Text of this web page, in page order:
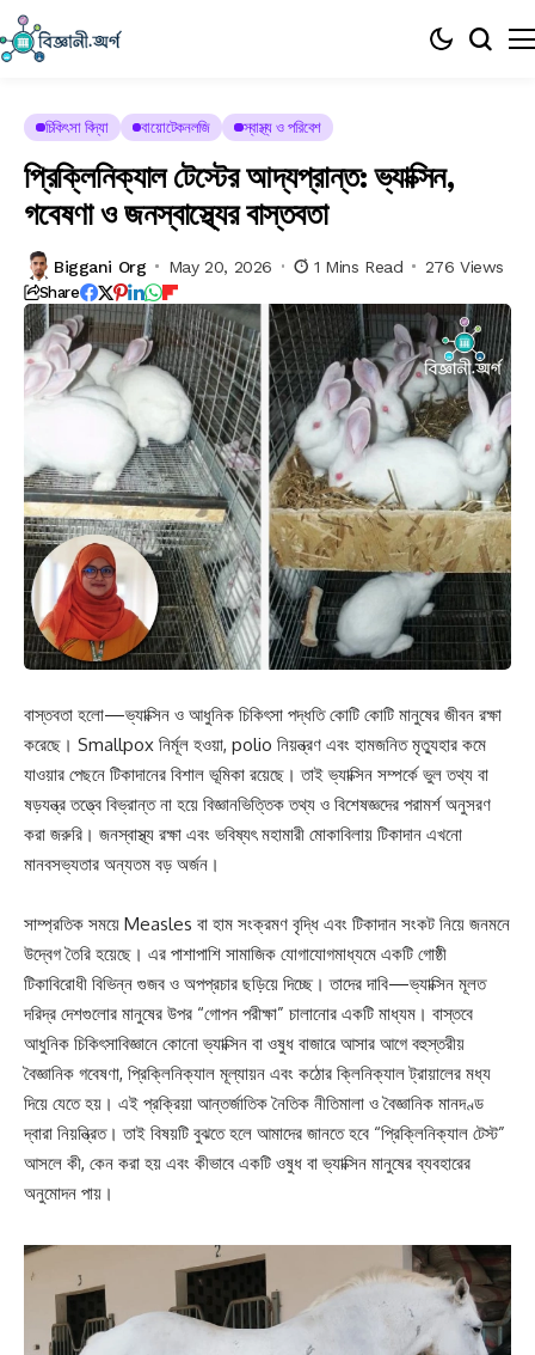
চিকিৎসা বিদ্যা বায়োটেকনলজি স্বাস্থ্য ও পরিবেশ
প্রিক্লিনিক্যাল টেস্টের আদ্যপ্রান্ত: ভ্যাক্সিন,
গবেষণা ও জনস্বাস্থ্যের বাস্তবতা
Biggani Org May 20, 2026 1 Mins Read 276 Views
Share
বাস্তবতা হলো—ভ্যাক্সিন ও আধুনিক চিকিৎসা পদ্ধতি কোটি কোটি মানুষের জীবন রক্ষা
করেছে। Smallpox নির্মূল হওয়া, polio নিয়ন্ত্রণ এবং হামজনিত মৃত্যুহার কমে
যাওয়ার পেছনে টিকাদানের বিশাল ভূমিকা রয়েছে। তাই ভ্যাক্সিন সম্পর্কে ভুল তথ্য বা
ষড়যন্ত্র তত্ত্বে বিভ্রান্ত না হয়ে বিজ্ঞানভিত্তিক তথ্য ও বিশেষজ্ঞদের পরামর্শ অনুসরণ
করা জরুরি। জনস্বাস্থ্য রক্ষা এবং ভবিষ্যৎ মহামারী মোকাবিলায় টিকাদান এখনো
মানবসভ্যতার অন্যতম বড় অর্জন।
সাম্প্রতিক সময়ে Measles বা হাম সংক্রমণ বৃদ্ধি এবং টিকাদান সংকট নিয়ে জনমনে
উদ্বেগ তৈরি হয়েছে। এর পাশাপাশি সামাজিক যোগাযোগমাধ্যমে একটি গোষ্ঠী
টিকাবিরোধী বিভিন্ন গুজব ও অপপ্রচার ছড়িয়ে দিচ্ছে। তাদের দাবি—ভ্যাক্সিন মূলত
দরিদ্র দেশগুলোর মানুষের উপর “গোপন পরীক্ষা” চালানোর একটি মাধ্যম। বাস্তবে
আধুনিক চিকিৎসাবিজ্ঞানে কোনো ভ্যাক্সিন বা ওষুধ বাজারে আসার আগে বহুস্তরীয়
বৈজ্ঞানিক গবেষণা, প্রিক্লিনিক্যাল মূল্যায়ন এবং কঠোর ক্লিনিক্যাল ট্রায়ালের মধ্য
দিয়ে যেতে হয়। এই প্রক্রিয়া আন্তর্জাতিক নৈতিক নীতিমালা ও বৈজ্ঞানিক মানদণ্ড
দ্বারা নিয়ন্ত্রিত। তাই বিষয়টি বুঝতে হলে আমাদের জানতে হবে “প্রিক্লিনিক্যাল টেস্ট”
আসলে কী, কেন করা হয় এবং কীভাবে একটি ওষুধ বা ভ্যাক্সিন মানুষের ব্যবহারের
অনুমোদন পায়।